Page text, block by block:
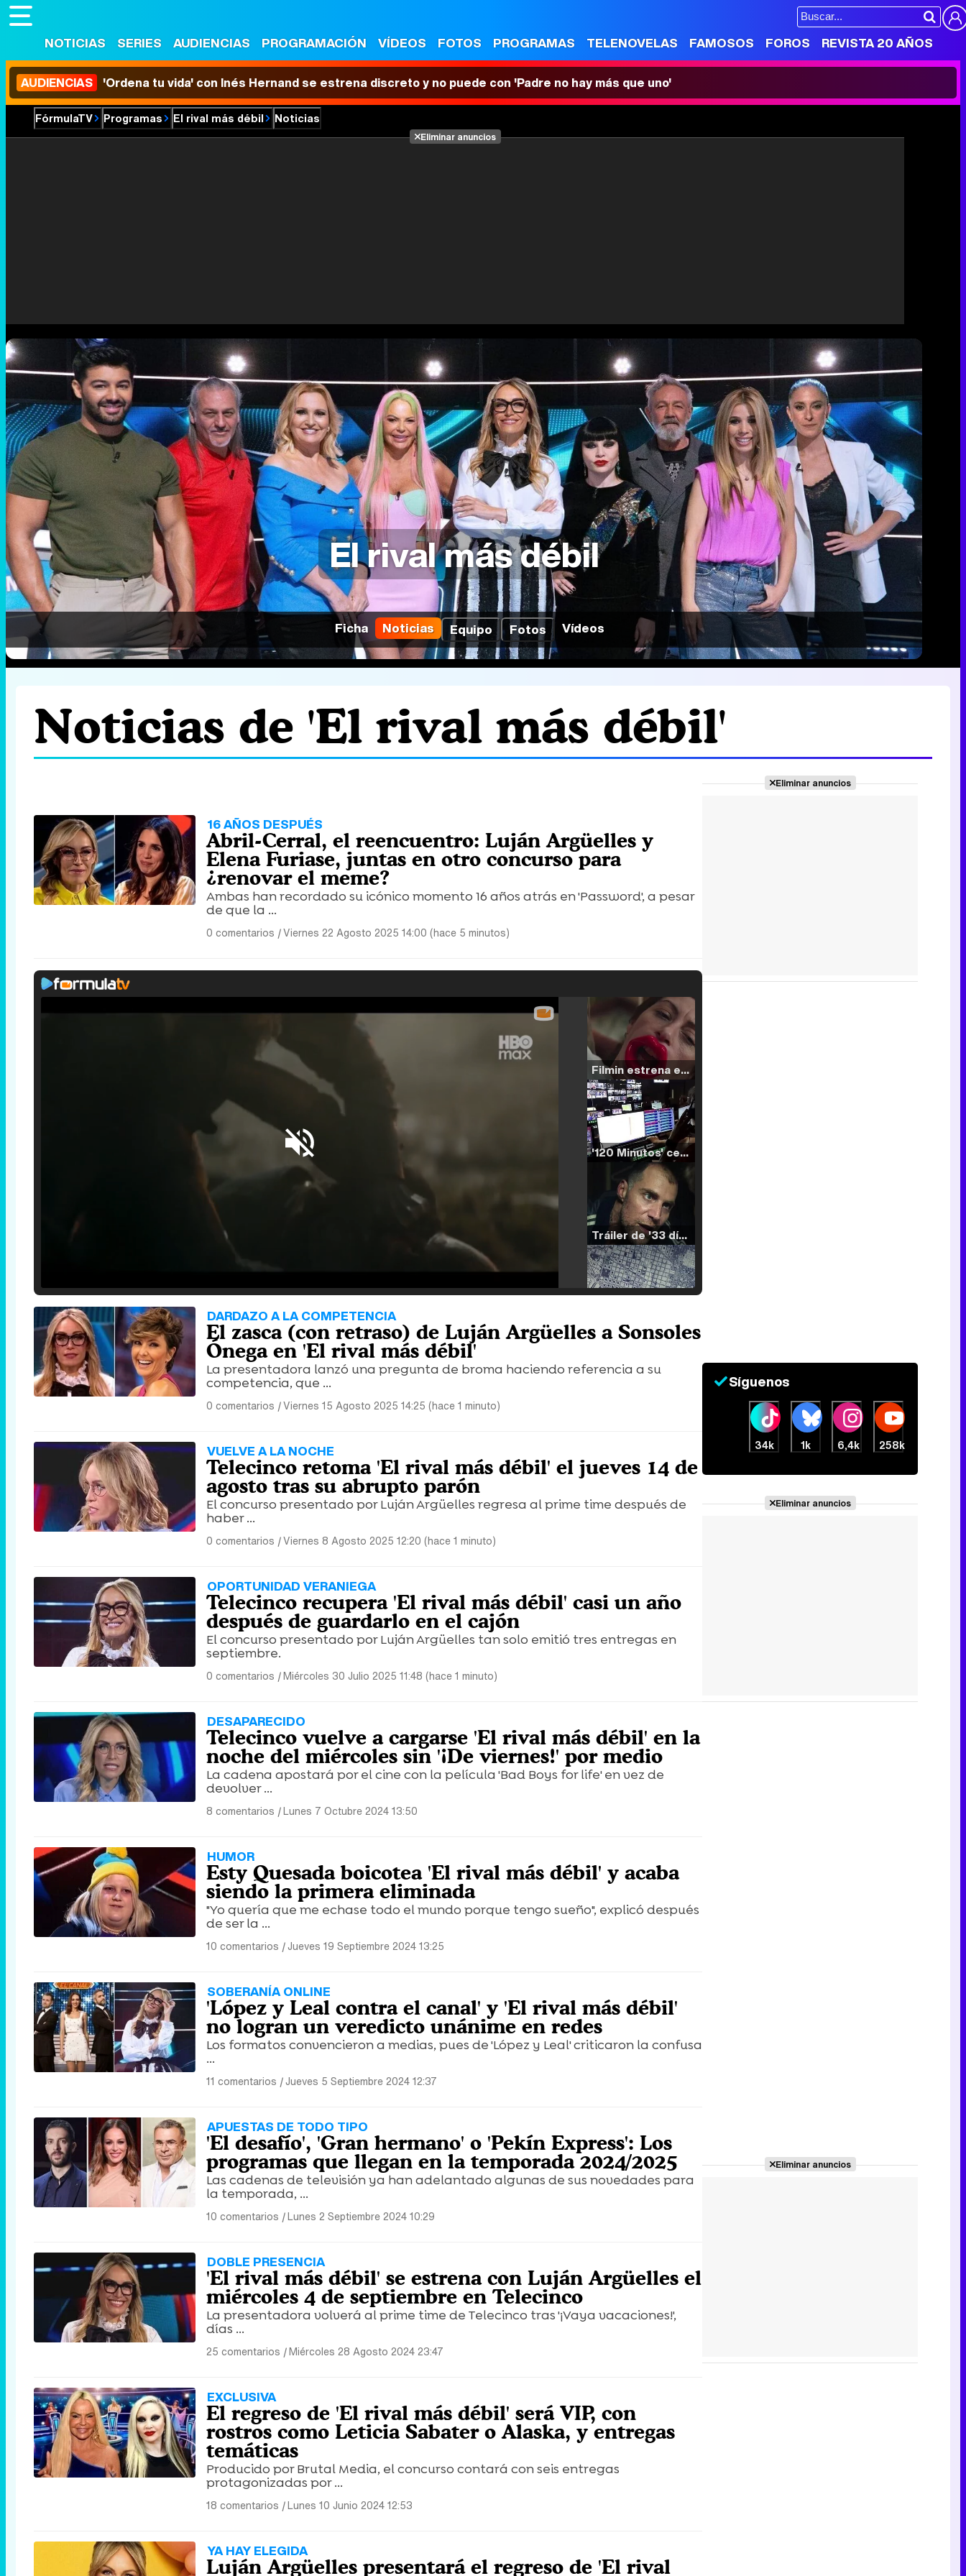
NOTICIAS SERIES AUDIENCIAS PROGRAMACIÓN VÍDEOS FOTOS PROGRAMAS TELENOVELAS FAMOSOS FOROS REVISTA 20 AÑOS
AUDIENCIAS 'Ordena tu vida' con Inés Hernand se estrena discreto y no puede con 'Padre no hay más que uno'
FórmulaTV Programas El rival más débil Noticias
Eliminar anuncios
El rival más débil
Ficha Noticias Equipo Fotos Vídeos
Noticias de 'El rival más débil'
16 AÑOS DESPUÉS
Abril-Cerral, el reencuentro: Luján Argüelles y
Elena Furiase, juntas en otro concurso para
¿renovar el meme?
Ambas han recordado su icónico momento 16 años atrás en 'Password', a pesar
de que la ...
0 comentarios |Viernes 22 Agosto 2025 14:00 (hace 5 minutos)
Filmin estrena el tráiler de 'Millennial Mal', su nueva comedia universitaria de la mano de Lorena Iglesias
'120 Minutos' celebra sus 2.000 programas en Telemadrid con un vídeo del día a día en la redacción
Tráiler de '33 días', la nueva serie de Atresplayer con Julián Villagrán y José Manuel Poga
DARDAZO A LA COMPETENCIA
El zasca (con retraso) de Luján Argüelles a Sonsoles
Ónega en 'El rival más débil'
La presentadora lanzó una pregunta de broma haciendo referencia a su
competencia, que ...
0 comentarios |Viernes 15 Agosto 2025 14:25 (hace 1 minuto)
VUELVE A LA NOCHE
Telecinco retoma 'El rival más débil' el jueves 14 de
agosto tras su abrupto parón
El concurso presentado por Luján Argüelles regresa al prime time después de
haber ...
0 comentarios |Viernes 8 Agosto 2025 12:20 (hace 1 minuto)
OPORTUNIDAD VERANIEGA
Telecinco recupera 'El rival más débil' casi un año
después de guardarlo en el cajón
El concurso presentado por Luján Argüelles tan solo emitió tres entregas en
septiembre.
0 comentarios |Miércoles 30 Julio 2025 11:48 (hace 1 minuto)
DESAPARECIDO
Telecinco vuelve a cargarse 'El rival más débil' en la
noche del miércoles sin '¡De viernes!' por medio
La cadena apostará por el cine con la película 'Bad Boys for life' en vez de
devolver ...
8 comentarios |Lunes 7 Octubre 2024 13:50
HUMOR
Esty Quesada boicotea 'El rival más débil' y acaba
siendo la primera eliminada
"Yo quería que me echase todo el mundo porque tengo sueño", explicó después
de ser la ...
10 comentarios |Jueves 19 Septiembre 2024 13:25
SOBERANÍA ONLINE
'López y Leal contra el canal' y 'El rival más débil'
no logran un veredicto unánime en redes
Los formatos convencieron a medias, pues de 'López y Leal' criticaron la confusa
...
11 comentarios |Jueves 5 Septiembre 2024 12:37
APUESTAS DE TODO TIPO
'El desafío', 'Gran hermano' o 'Pekín Express': Los
programas que llegan en la temporada 2024/2025
Las cadenas de televisión ya han adelantado algunas de sus novedades para
la temporada, ...
10 comentarios |Lunes 2 Septiembre 2024 10:29
DOBLE PRESENCIA
'El rival más débil' se estrena con Luján Argüelles el
miércoles 4 de septiembre en Telecinco
La presentadora volverá al prime time de Telecinco tras '¡Vaya vacaciones!',
días ...
25 comentarios |Miércoles 28 Agosto 2024 23:47
EXCLUSIVA
El regreso de 'El rival más débil' será VIP, con
rostros como Leticia Sabater o Alaska, y entregas
temáticas
Producido por Brutal Media, el concurso contará con seis entregas
protagonizadas por ...
18 comentarios |Lunes 10 Junio 2024 12:53
YA HAY ELEGIDA
Luján Argüelles presentará el regreso de 'El rival
Eliminar anuncios
Síguenos
34k 1k 6,4k 258k
Eliminar anuncios
Eliminar anuncios